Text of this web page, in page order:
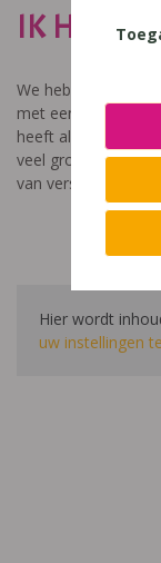
IK HEET
We hebben een
met een
heeft als doel aan
veel groter is dan
van verschillende
Hier wordt
uw instellingen